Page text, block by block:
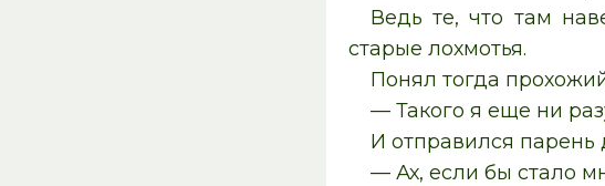
Ведь те, что там
старые лохмотья.
Понял тогда
— Такого я еще ни
И отправился парень
— Ах, если бы стало